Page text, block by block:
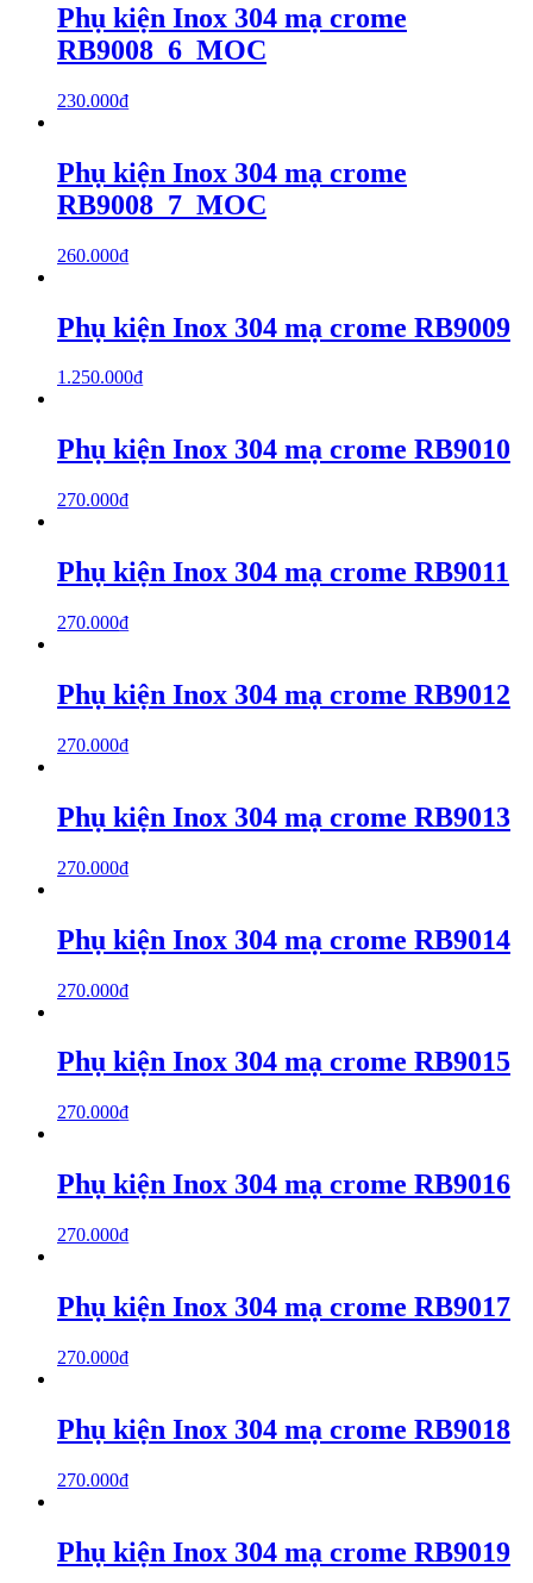
Phụ kiện Inox 304 mạ crome
RB9008_6_MOC
230.000₫
Phụ kiện Inox 304 mạ crome
RB9008_7_MOC
260.000₫
Phụ kiện Inox 304 mạ crome RB9009
1.250.000₫
Phụ kiện Inox 304 mạ crome RB9010
270.000₫
Phụ kiện Inox 304 mạ crome RB9011
270.000₫
Phụ kiện Inox 304 mạ crome RB9012
270.000₫
Phụ kiện Inox 304 mạ crome RB9013
270.000₫
Phụ kiện Inox 304 mạ crome RB9014
270.000₫
Phụ kiện Inox 304 mạ crome RB9015
270.000₫
Phụ kiện Inox 304 mạ crome RB9016
270.000₫
Phụ kiện Inox 304 mạ crome RB9017
270.000₫
Phụ kiện Inox 304 mạ crome RB9018
270.000₫
Phụ kiện Inox 304 mạ crome RB9019